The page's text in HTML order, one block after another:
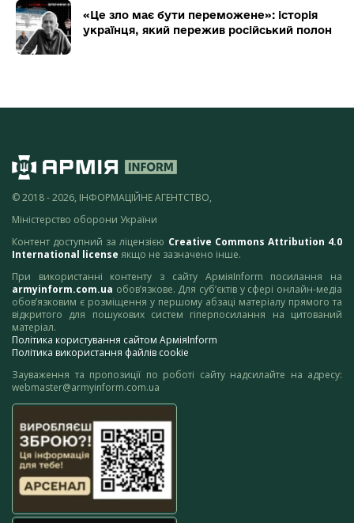
«Це зло має бути переможене»: історія
українця, який пережив російський полон
© 2018 - 2026, ІНФОРМАЦІЙНЕ АГЕНТСТВО,
Міністерство оборони України
Контент доступний за ліцензією Creative Commons Attribution 4.0
International license якщо не зазначено інше.
При використанні контенту з сайту АрміяInform посилання на
armyinform.com.ua обов’язкове. Для суб’єктів у сфері онлайн-медіа
обов’язковим є розміщення у першому абзаці матеріалу прямого та
відкритого для пошукових систем гіперпосилання на цитований
матеріал.
Політика користування сайтом АрміяInform
Політика використання файлів cookie
Зауваження та пропозиції по роботі сайту надсилайте на адресу:
webmaster@armyinform.com.ua